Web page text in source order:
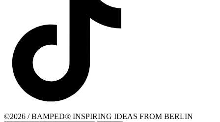
©2026 / BAMPED® INSPIRING IDEAS FROM BERLIN